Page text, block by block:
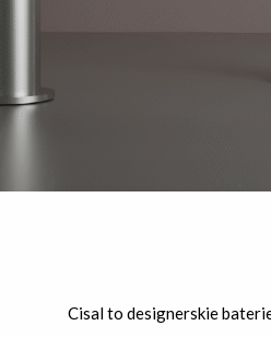
Cisal to designerskie